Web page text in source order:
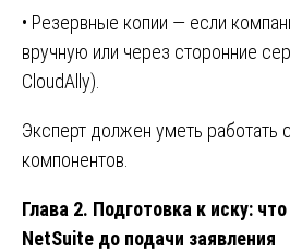
• Резервные копии — если
вручную или через сторонние
CloudAlly).
Эксперт должен уметь работать
компонентов.
Глава 2. Подготовка к иску:
NetSuite до подачи заявления